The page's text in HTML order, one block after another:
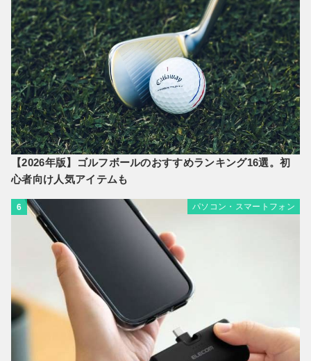
【2026年版】ゴルフボールのおすすめランキング16選。初
心者向け人気アイテムも
6 パソコン・スマートフォン